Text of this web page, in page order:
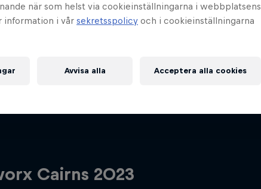
Cairns 2023
när som helst via cookieinställningarna i webbplatsens
information i vår sekretsspolicy och i cookieinställningarna
Avvisa alla Acceptera alla cookies